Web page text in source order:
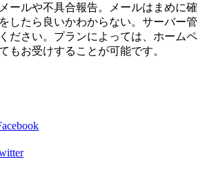
ールや不具合報告。メールはまめに確
したら良いかわからない。サーバー管
ださい。プランによっては、ホームペ
もお受けすることが可能です。